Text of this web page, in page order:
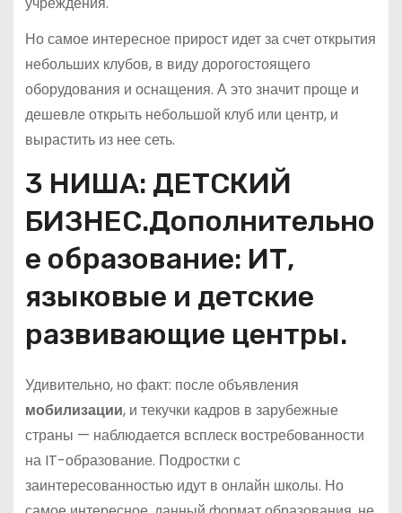
Но самое интересное прирост идет за счет открытия
небольших клубов, в виду дорогостоящего
оборудования и оснащения. А это значит проще и
дешевле открыть небольшой клуб или центр, и
вырастить из нее сеть.
3 НИША: ДЕТСКИЙ
БИЗНЕС.Дополнительно
е образование: ИТ,
языковые и детские
развивающие центры.
Удивительно, но факт: после объявления
мобилизации, и текучки кадров в зарубежные
страны — наблюдается всплеск востребованности
на IT-образование. Подростки с
заинтересованностью идут в онлайн школы. Но